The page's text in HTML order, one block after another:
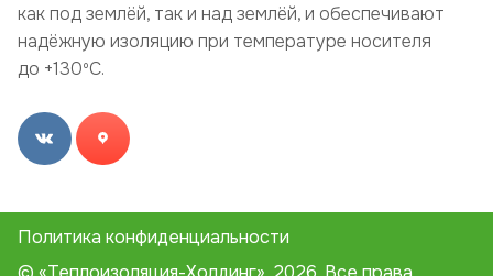
как под землёй, так и над землёй, и обеспечивают
надёжную изоляцию при температуре носителя
до +130ºC.
Политика конфиденциальности